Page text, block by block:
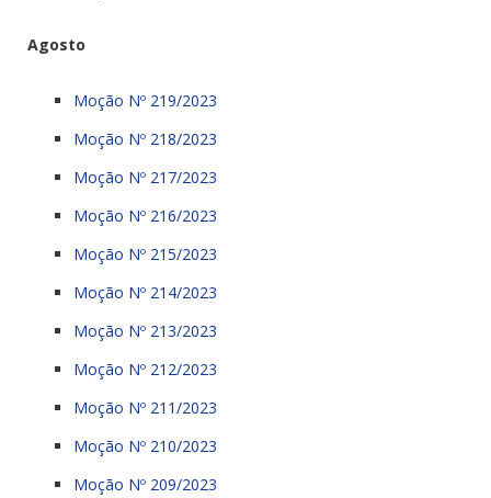
Agosto
Moção Nº 219/2023
Moção Nº 218/2023
Moção Nº 217/2023
Moção Nº 216/2023
Moção Nº 215/2023
Moção Nº 214/2023
Moção Nº 213/2023
Moção Nº 212/2023
Moção Nº 211/2023
Moção Nº 210/2023
Moção Nº 209/2023